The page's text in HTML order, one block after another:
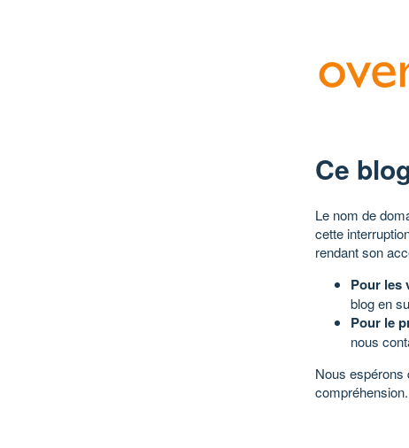
Ce
Le nom de
cette
rendant son
Pour les
blog en
Pour le
nous
Nous espérons
compréhension.